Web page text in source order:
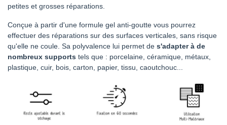
petites et grosses réparations.
Conçue à partir d'une formule gel anti-goutte vous pourrez
effectuer des réparations sur des surfaces verticales, sans risque
qu'elle ne coule. Sa polyvalence lui permet de s'adapter à de
nombreux supports tels que : porcelaine, céramique, métaux,
plastique, cuir, bois, carton, papier, tissu, caoutchouc...